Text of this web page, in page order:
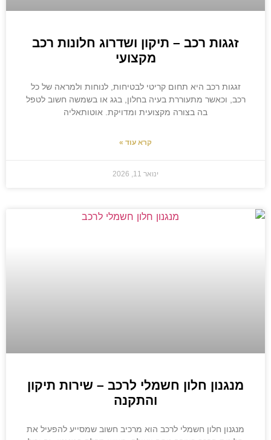
זגגות רכב – תיקון ושדרוג חלונות רכב
מקצועי
זגגות רכב היא תחום קריטי לבטיחות, לנוחות ולמראה של כל
רכב, וכאשר מתעוררת בעיה בחלון, בגג או בשמשה חשוב לטפל
בה בצורה מקצועית ומדויקת. אוטותאליה
קרא עוד »
ינואר 11, 2026
מנגנון חלון חשמלי לרכב – שירות תיקון
והתקנה
מנגנון חלון חשמלי לרכב הוא מרכיב חשוב שמסייע להפעיל את